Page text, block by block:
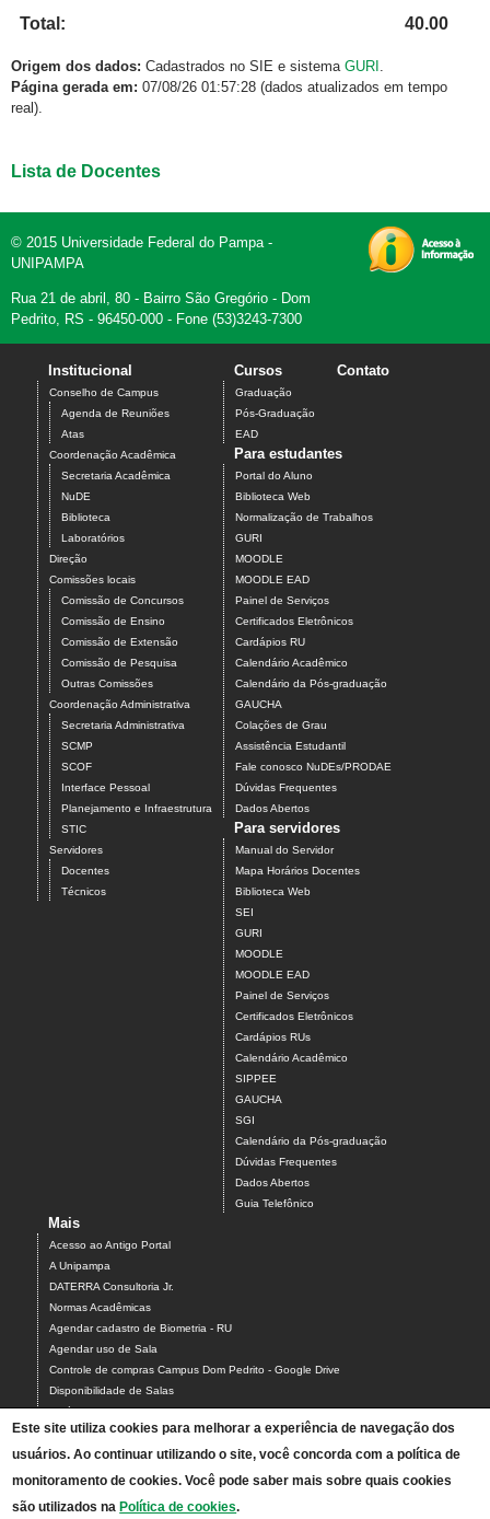
Total: 40.00
Origem dos dados: Cadastrados no SIE e sistema GURI .
Página gerada em: 07/08/26 01:57:28 (dados atualizados em tempo
real).
Lista de Docentes
© 2015 Universidade Federal do Pampa -
UNIPAMPA
Rua 21 de abril, 80 - Bairro São Gregório - Dom
Pedrito, RS - 96450-000 - Fone (53)3243-7300
Institucional
Conselho de Campus
Agenda de Reuniões
Atas
Coordenação Acadêmica
Secretaria Acadêmica
NuDE
Biblioteca
Laboratórios
Direção
Comissões locais
Comissão de Concursos
Comissão de Ensino
Comissão de Extensão
Comissão de Pesquisa
Outras Comissões
Coordenação Administrativa
Secretaria Administrativa
SCMP
SCOF
Interface Pessoal
Planejamento e Infraestrutura
STIC
Servidores
Docentes
Técnicos
Cursos
Graduação
Pós-Graduação
EAD
Contato
Para estudantes
Portal do Aluno
Biblioteca Web
Normalização de Trabalhos
GURI
MOODLE
MOODLE EAD
Painel de Serviços
Certificados Eletrônicos
Cardápios RU
Calendário Acadêmico
Calendário da Pós-graduação
GAUCHA
Colações de Grau
Assistência Estudantil
Fale conosco NuDEs/PRODAE
Dúvidas Frequentes
Dados Abertos
Para servidores
Manual do Servidor
Mapa Horários Docentes
Biblioteca Web
SEI
GURI
MOODLE
MOODLE EAD
Painel de Serviços
Certificados Eletrônicos
Cardápios RUs
Calendário Acadêmico
SIPPEE
GAUCHA
SGI
Calendário da Pós-graduação
Dúvidas Frequentes
Dados Abertos
Guia Telefônico
Mais
Acesso ao Antigo Portal
A Unipampa
DATERRA Consultoria Jr.
Normas Acadêmicas
Agendar cadastro de Biometria - RU
Agendar uso de Sala
Controle de compras Campus Dom Pedrito - Google Drive
Disponibilidade de Salas
Estágios
Formulário para Agendamento do Laboratório de Informática
Relatórios Interativos
Relatórios de Gestão
Calendário Acadêmico - Pós-graduação
Este site utiliza cookies para melhorar a experiência de navegação dos
usuários. Ao continuar utilizando o site, você concorda com a política de
monitoramento de cookies. Você pode saber mais sobre quais cookies
são utilizados na Política de cookies.